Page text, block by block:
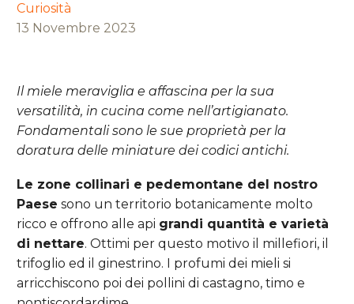
Curiosità
13 Novembre 2023
Il miele meraviglia e affascina per la sua
versatilità, in cucina come nell’artigianato.
Fondamentali sono le sue proprietà per la
doratura delle miniature dei codici antichi.
Le zone collinari e pedemontane del nostro
Paese sono un territorio botanicamente molto
ricco e offrono alle api grandi quantità e varietà
di nettare. Ottimi per questo motivo il millefiori, il
trifoglio ed il ginestrino. I profumi dei mieli si
arricchiscono poi dei pollini di castagno, timo e